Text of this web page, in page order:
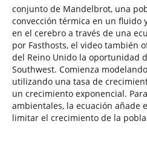
conjunto de Mandelbrot, una
convección térmica en un fluido
en el cerebro a través de una
por Fasthosts, el video también
del Reino Unido la oportunidad
Southwest. Comienza
utilizando una tasa de
un crecimiento exponencial.
ambientales, la ecuación añade
limitar el crecimiento de la